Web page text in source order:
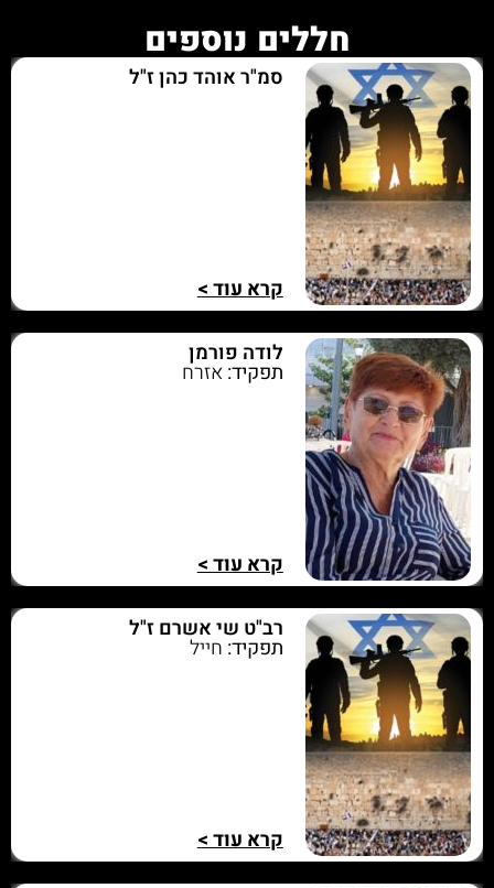
חללים נוספים
סמ"ר אוהד כהן ז"ל
קרא עוד >
לודה פורמן
תפקיד: אזרח
קרא עוד >
רב"ט שי אשרם ז"ל
תפקיד: חייל
קרא עוד >